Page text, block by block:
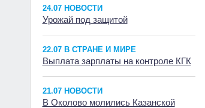
24.07 НОВОСТИ
Урожай под защитой
22.07 В СТРАНЕ И МИРЕ
Выплата зарплаты на контроле КГК
21.07 НОВОСТИ
В Околово молились Казанской